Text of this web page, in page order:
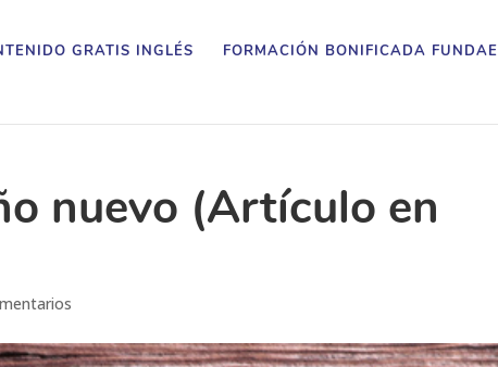
GRATIS INGLÉS FORMACIÓN BONIFICADA FUNDAE
nuevo (Artículo en